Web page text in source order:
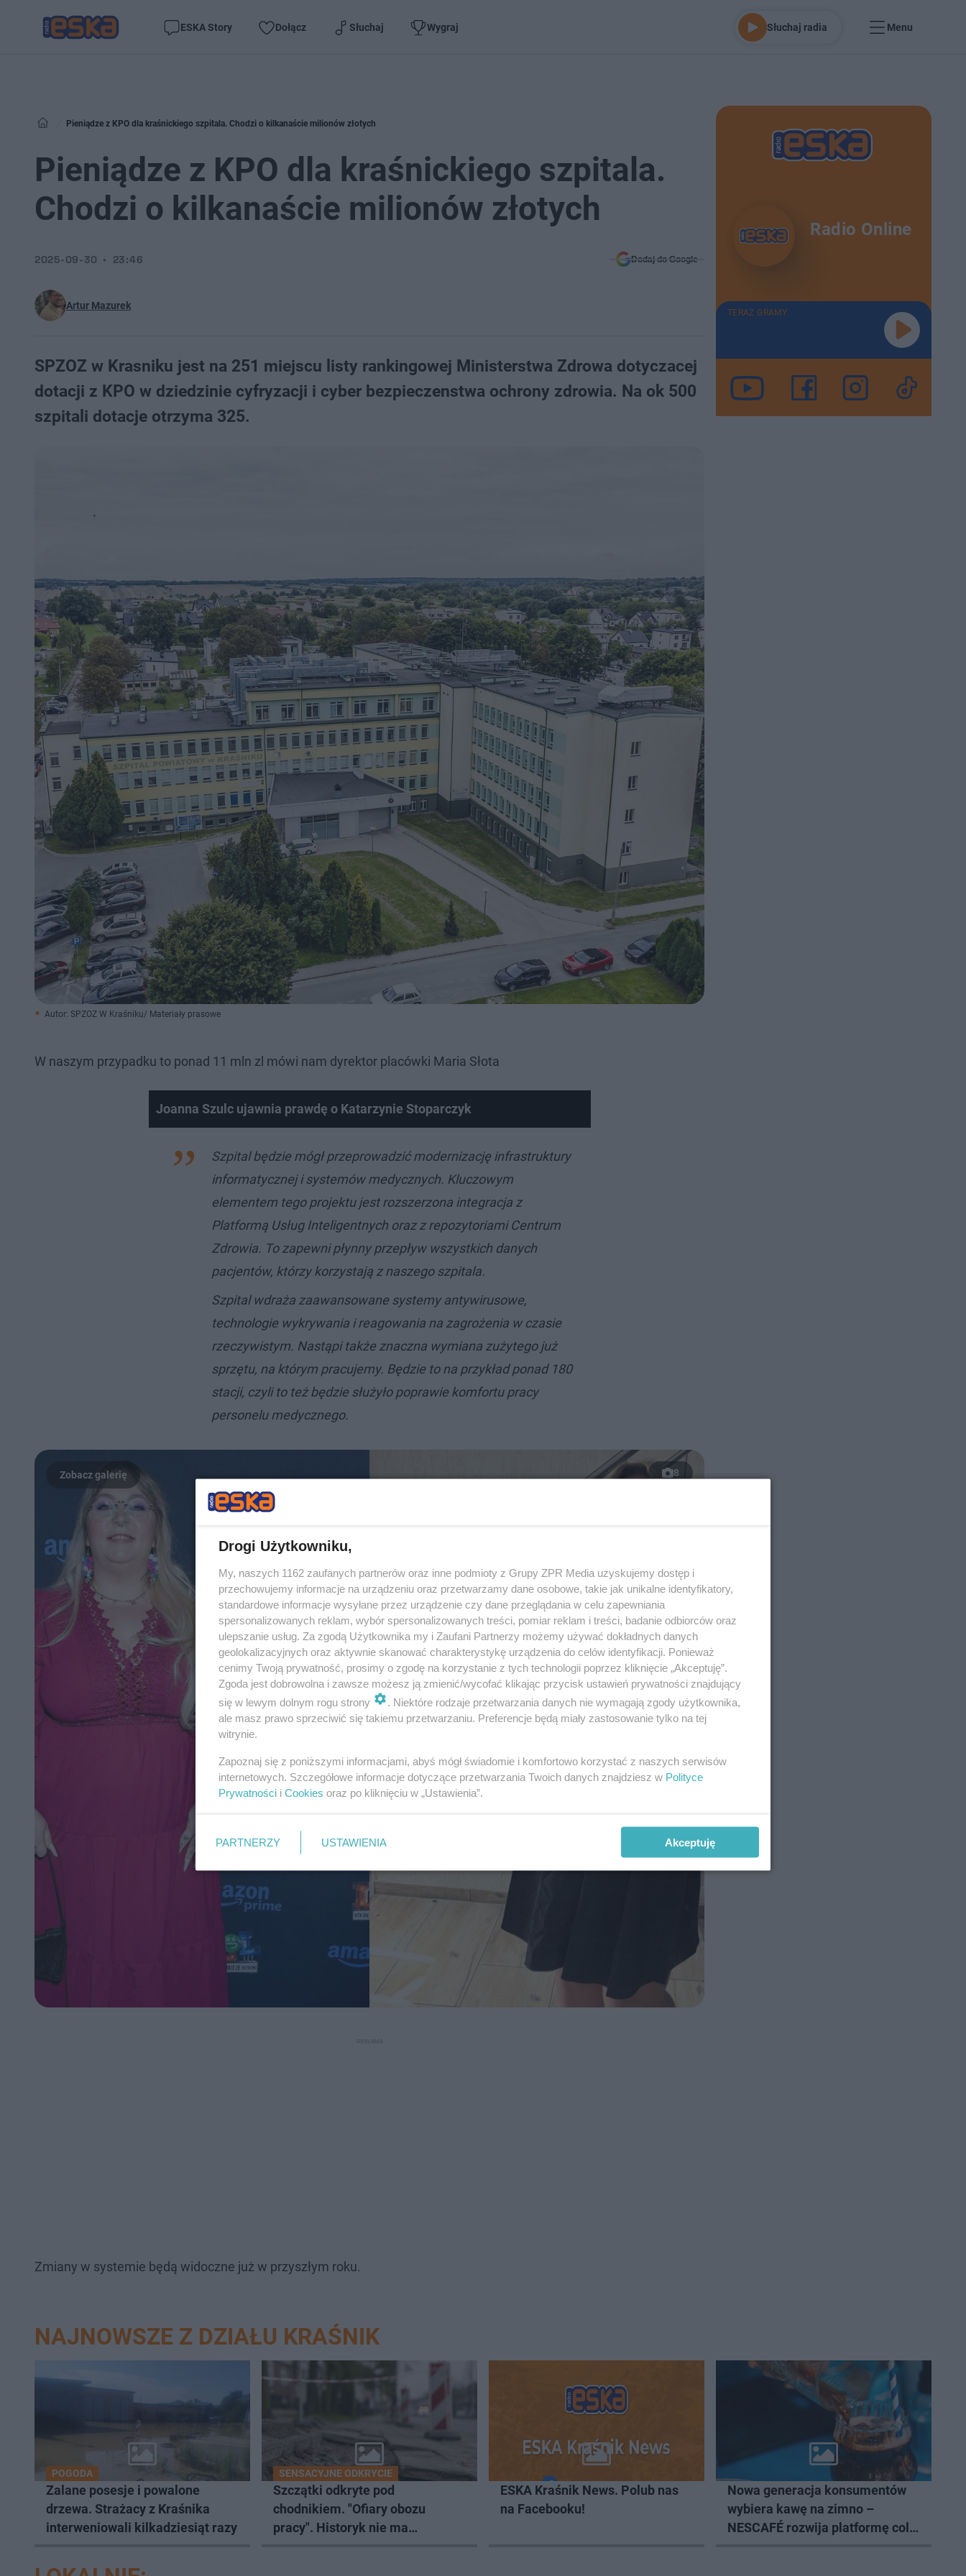
ESKA Story Dołącz Słuchaj Wygraj Słuchaj radia Menu
Pieniądze z KPO dla kraśnickiego szpitala. Chodzi o kilkanaście milionów złotych
Pieniądze z KPO dla kraśnickiego szpitala.
Chodzi o kilkanaście milionów złotych
Artur Mazurek
2025-09-30 23:46 Dodaj do Google
SPZOZ w Krasniku jest na 251 miejscu listy rankingowej Ministerstwa Zdrowa dotyczacej
dotacji z KPO w dziedzinie cyfryzacji i cyber bezpieczenstwa ochrony zdrowia. Na ok 500
szpitali dotacje otrzyma 325.
Autor: SPZOZ W Kraśniku/ Materiały prasowe
W naszym przypadku to ponad 11 mln zl mówi nam dyrektor placówki Maria Słota
Joanna Szulc ujawnia prawdę o Katarzynie Stoparczyk
Szpital będzie mógł przeprowadzić modernizację infrastruktury
informatycznej i systemów medycznych. Kluczowym
elementem tego projektu jest rozszerzona integracja z
Platformą Usług Inteligentnych oraz z repozytoriami Centrum
Zdrowia. To zapewni płynny przepływ wszystkich danych
pacjentów, którzy korzystają z naszego szpitala.
Szpital wdraża zaawansowane systemy antywirusowe,
technologie wykrywania i reagowania na zagrożenia w czasie
rzeczywistym. Nastąpi także znaczna wymiana zużytego już
sprzętu, na którym pracujemy. Będzie to na przykład ponad 180
stacji, czyli to też będzie służyło poprawie komfortu pracy
personelu medycznego.
8
Zmiany w systemie będą widoczne już w przyszłym roku.
Radio Online
TERAZ GRAMY
NAJNOWSZE Z DZIAŁU KRAŚNIK
POGODA
Zalane posesje i powalone
drzewa. Strażacy z Kraśnika
interweniowali kilkadziesiąt razy
SENSACYJNE ODKRYCIE
Szczątki odkryte pod
chodnikiem. "Ofiary obozu
pracy". Historyk nie ma
ESKA Kraśnik News. Polub nas
na Facebooku!
Nowa generacja konsumentów
wybiera kawę na zimno –
NESCAFÉ rozwija platformę cold
Drogi Użytkowniku,
My, naszych 1162 zaufanych partnerów oraz inne podmioty z Grupy ZPR Media uzyskujemy dostęp i
przechowujemy informacje na urządzeniu oraz przetwarzamy dane osobowe, takie jak unikalne identyfikatory,
standardowe informacje wysyłane przez urządzenie czy dane przeglądania w celu zapewniania
spersonalizowanych reklam, wybór spersonalizowanych treści, pomiar reklam i treści, badanie odbiorców oraz
ulepszanie usług. Za zgodą Użytkownika my i Zaufani Partnerzy możemy używać dokładnych danych
geolokalizacyjnych oraz aktywnie skanować charakterystykę urządzenia do celów identyfikacji. Ponieważ
cenimy Twoją prywatność, prosimy o zgodę na korzystanie z tych technologii poprzez kliknięcie „Akceptuję”.
Zgoda jest dobrowolna i zawsze możesz ją zmienić/wycofać klikając przycisk ustawień prywatności znajdujący
się w lewym dolnym rogu strony
. Niektóre rodzaje przetwarzania danych nie wymagają zgody użytkownika,
ale masz prawo sprzeciwić się takiemu przetwarzaniu. Preferencje będą miały zastosowanie tylko na tej
witrynie.
Zapoznaj się z poniższymi informacjami, abyś mógł świadomie i komfortowo korzystać z naszych serwisów
internetowych. Szczegółowe informacje dotyczące przetwarzania Twoich danych znajdziesz w Polityce
Prywatności i Cookies oraz po kliknięciu w „Ustawienia”.
PARTNERZY USTAWIENIA Akceptuję